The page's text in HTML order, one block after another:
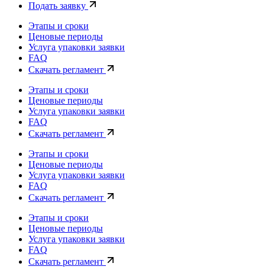
Подать заявку
Этапы и сроки
Ценовые периоды
Услуга упаковки заявки
FAQ
Скачать регламент
Этапы и сроки
Ценовые периоды
Услуга упаковки заявки
FAQ
Скачать регламент
Этапы и сроки
Ценовые периоды
Услуга упаковки заявки
FAQ
Скачать регламент
Этапы и сроки
Ценовые периоды
Услуга упаковки заявки
FAQ
Скачать регламент